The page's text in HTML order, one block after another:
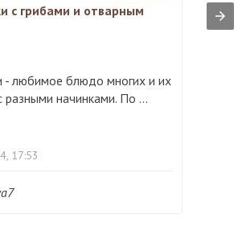
с грибами и отварным
- любимое блюдо многих и их
разными начинками. По ...
17:53